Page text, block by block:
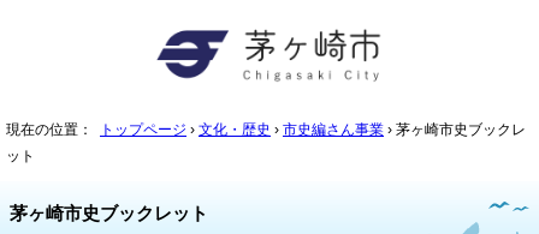
現在の位置： トップページ › 文化・歴史 › 市史編さん事業 › 茅ヶ崎市史ブックレ
ット
茅ヶ崎市史ブックレット